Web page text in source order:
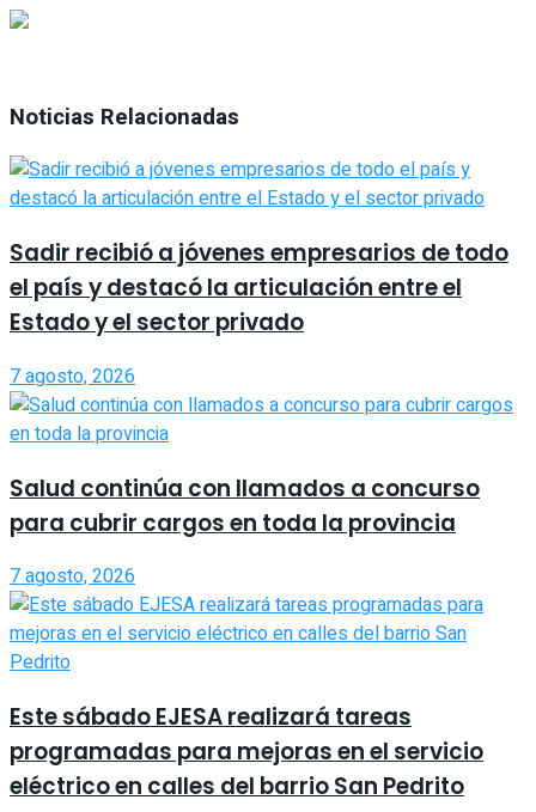
Noticias Relacionadas
Sadir recibió a jóvenes empresarios de todo
el país y destacó la articulación entre el
Estado y el sector privado
7 agosto, 2026
Salud continúa con llamados a concurso
para cubrir cargos en toda la provincia
7 agosto, 2026
Este sábado EJESA realizará tareas
programadas para mejoras en el servicio
eléctrico en calles del barrio San Pedrito